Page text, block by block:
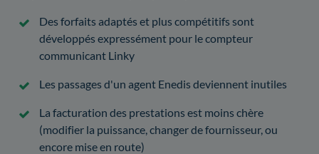
Des forfaits adaptés et plus compétitifs sont
développés expressément pour le compteur
communicant Linky
Les passages d'un agent Enedis deviennent inutiles
La facturation des prestations est moins chère
(modifier la puissance, changer de fournisseur, ou
encore mise en route)